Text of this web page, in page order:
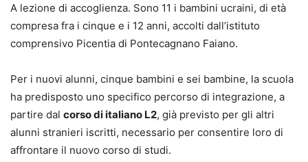
A lezione di accoglienza. Sono 11 i bambini ucraini, di età
compresa fra i cinque e i 12 anni, accolti dall’istituto
comprensivo Picentia di Pontecagnano Faiano.
Per i nuovi alunni, cinque bambini e sei bambine, la scuola
ha predisposto uno specifico percorso di integrazione, a
partire dal corso di italiano L2, già previsto per gli altri
alunni stranieri iscritti, necessario per consentire loro di
affrontare il nuovo corso di studi.